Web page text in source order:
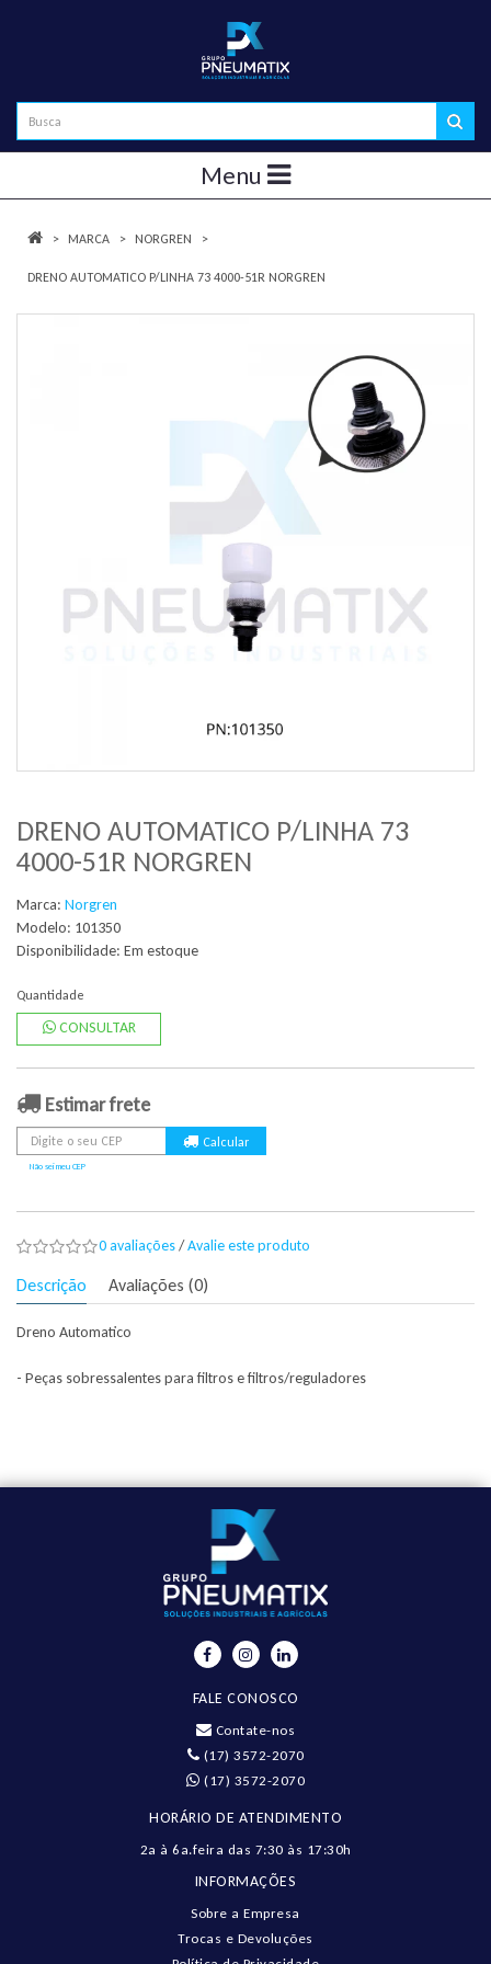
Menu
MARCA NORGREN
DRENO AUTOMATICO P/LINHA 73 4000-51R NORGREN
DRENO AUTOMATICO P/LINHA 73
4000-51R NORGREN
Marca: Norgren
Modelo: 101350
Disponibilidade: Em estoque
Quantidade
CONSULTAR
Estimar frete
Não sei meu CEP
0 avaliações/Avalie este produto
Descrição Avaliações (0)
Dreno Automatico
- Peças sobressalentes para filtros e filtros/reguladores
FALE CONOSCO
Contate-nos
(17) 3572-2070
(17) 3572-2070
HORÁRIO DE ATENDIMENTO
2a à 6a.feira das 7:30 às 17:30h
INFORMAÇÕES
Sobre a Empresa
Trocas e Devoluções